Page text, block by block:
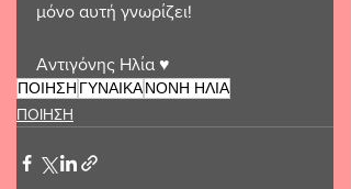
μόνο αυτή γνωρίζει!
Αντιγόνης Ηλία ♥️
ΠΟΙΗΣΗ ΓΥΝΑΙΚΑΝΟΝΗ ΗΛΙΑ
ΠΟΙΗΣΗ